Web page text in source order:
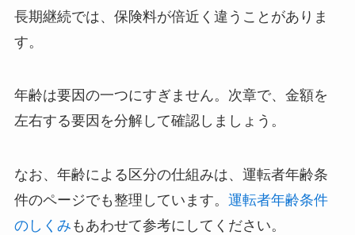
長期継続では、保険料が倍近く違うことがありま
す。
年齢は要因の一つにすぎません。次章で、金額を
左右する要因を分解して確認しましょう。
なお、年齢による区分の仕組みは、運転者年齢条
件のページでも整理しています。 運転者年齢条件
のしくみ もあわせて参考にしてください。